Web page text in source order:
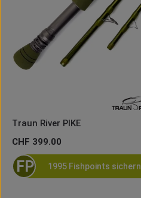
Traun River PIKE
Regulärer Preis:
CHF 399.00
FP 1995 Fishpoints sichern